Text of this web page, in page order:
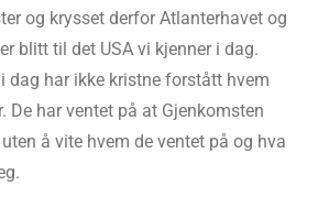
og krysset derfor Atlanterhavet og
blitt til det USA vi kjenner i dag.
dag har ikke kristne forstått hvem
De har ventet på at Gjenkomsten
å vite hvem de ventet på og hva